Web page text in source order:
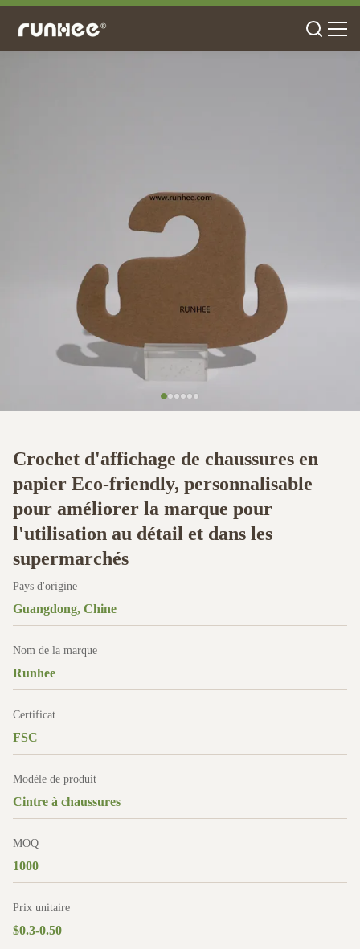
Crochet d'affichage de chaussures en
papier Eco-friendly, personnalisable
pour améliorer la marque pour
l'utilisation au détail et dans les
supermarchés
Pays d'origine
Guangdong, Chine
Nom de la marque
Runhee
Certificat
FSC
Modèle de produit
Cintre à chaussures
MOQ
1000
Prix unitaire
$0.3-0.50